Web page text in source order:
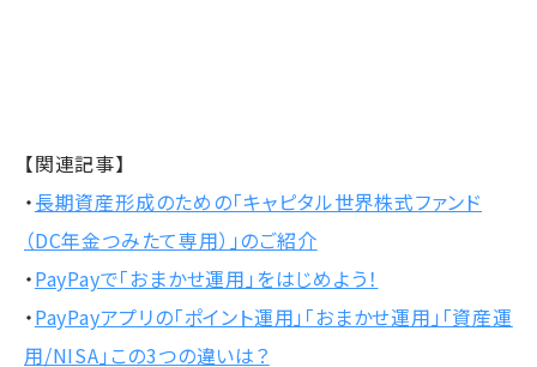
【関連記事】
・長期資産形成のための「キャピタル世界株式ファンド
（DC年金つみたて専用）」のご紹介
・PayPayで「おまかせ運用」をはじめよう！
・PayPayアプリの「ポイント運用」「おまかせ運用」「資産運
用/NISA」この3つの違いは？